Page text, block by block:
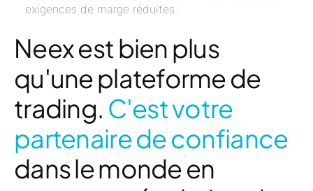
exigences de marge réduites.
Neex est bien plus
qu'une plateforme de
trading. C'est votre
partenaire de confiance
dans le monde en